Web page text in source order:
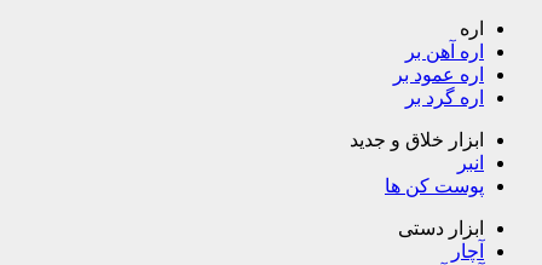
اره
اره آهن بر
اره عمود بر
اره گرد بر
ابزار خلاق و جدید
انبر
پوست کن ها
ابزار دستی
آچار